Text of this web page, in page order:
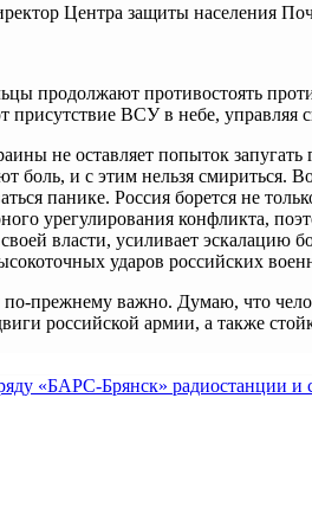
Центра защиты населения
продолжают противостоять
присутствие ВСУ в небе,
не оставляет попыток
боль, и с этим нельзя смириться.
панике. Россия борется не
урегулирования конфликта,
власти, усиливает
ударов российских
прежнему важно. Думаю, что
российской армии, а также